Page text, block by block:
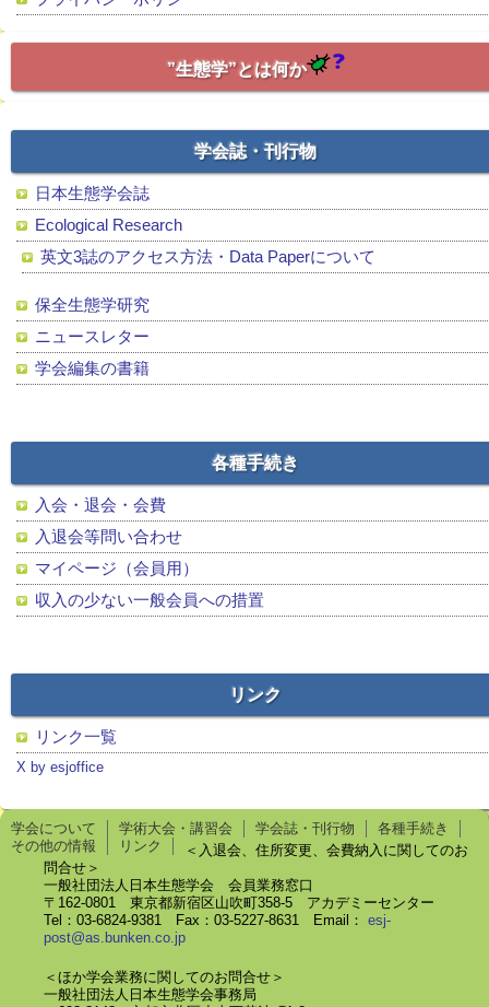
”生態学”とは何か
学会誌・刊行物
日本生態学会誌
Ecological Research
英文3誌のアクセス方法・Data Paperについて
保全生態学研究
ニュースレター
学会編集の書籍
各種手続き
入会・退会・会費
入退会等問い合わせ
マイページ（会員用）
収入の少ない一般会員への措置
リンク
リンク一覧
X by esjoffice
学会について 学術大会・講習会 学会誌・刊行物
各種手続き
その他の情報
リンク
＜入退会、住所変更、会費納入に関してのお
問合せ＞
一般社団法人日本生態学会 会員業務窓口
〒162-0801 東京都新宿区山吹町358-5 アカデミーセンター
Tel：03-6824-9381 Fax：03-5227-8631 Email： esj-
post@as.bunken.co.jp
＜ほか学会業務に関してのお問合せ＞
一般社団法人日本生態学会事務局